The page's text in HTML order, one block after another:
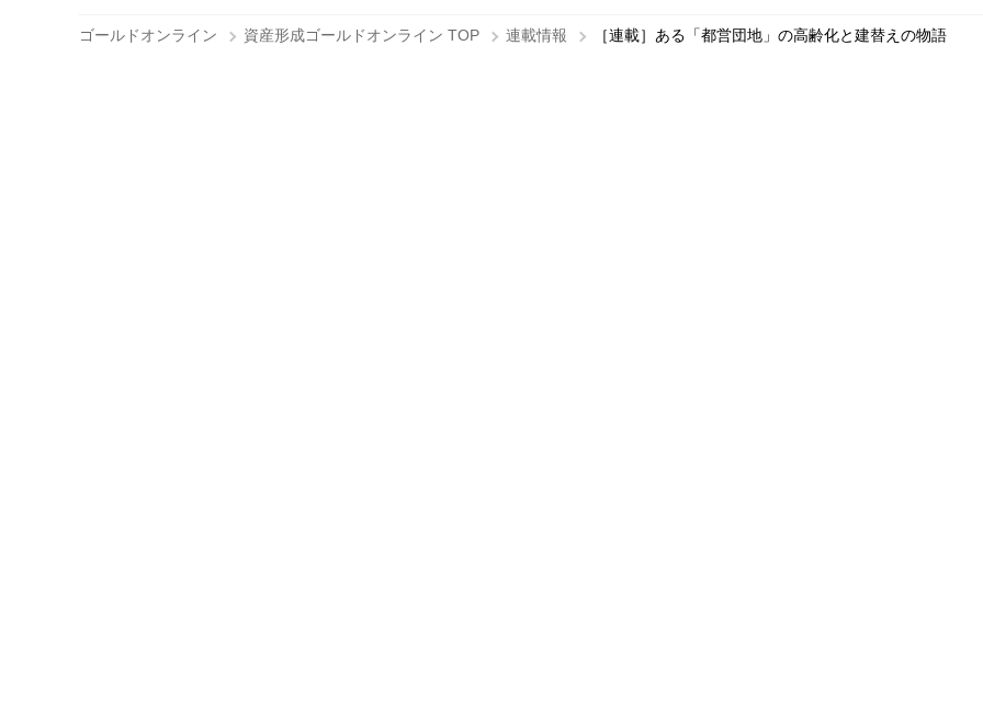
ゴールドオンライン 資産形成ゴールドオンライン TOP 連載情報 ［連載］ある「都営団地」の高齢化と建替えの物語